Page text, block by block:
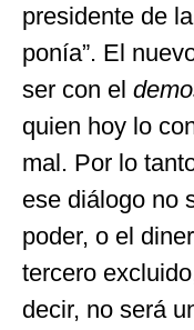
presidente de
ponía”. El
ser con el
quien hoy lo
mal. Por lo
ese diálogo no
poder, o el
tercero
decir, no será